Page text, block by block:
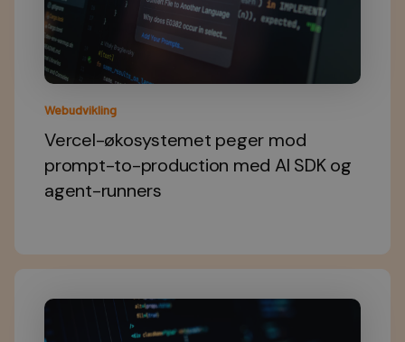
Webudvikling
Vercel-økosystemet peger mod
prompt-to-production med AI SDK og
agent-runners